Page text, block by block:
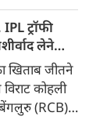
के
डेविड
Code of
करना भारी
मुकाबले के
की वजह से
ट्रॉफी
लेने
खिताब जीतने
कोहली
(RCB)